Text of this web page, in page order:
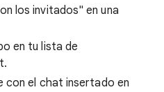
los invitados" en una
en tu lista de
con el chat insertado en